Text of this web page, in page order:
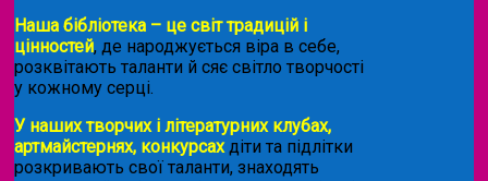
Наша бібліотека – це світ традицій і
цінностей, де народжується віра в себе,
розквітають таланти й сяє світло творчості
у кожному серці.
У наших творчих і літературних клубах,
артмайстернях, конкурсахдіти та підлітки
розкривають свої таланти, знаходять